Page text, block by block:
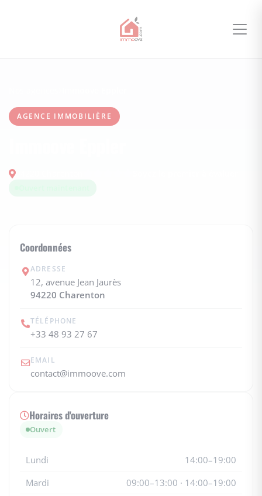
AGENCE IMMOBILIÈRE
Coordonnées
ADRESSE
12, avenue Jean Jaurès
94220 Charenton
TÉLÉPHONE
+33 48 93 27 67
EMAIL
contact@immoove.com
Horaires d'ouverture
Ouvert
Lundi
14:00–19:00
Mardi
09:00–13:00 · 14:00–19:00